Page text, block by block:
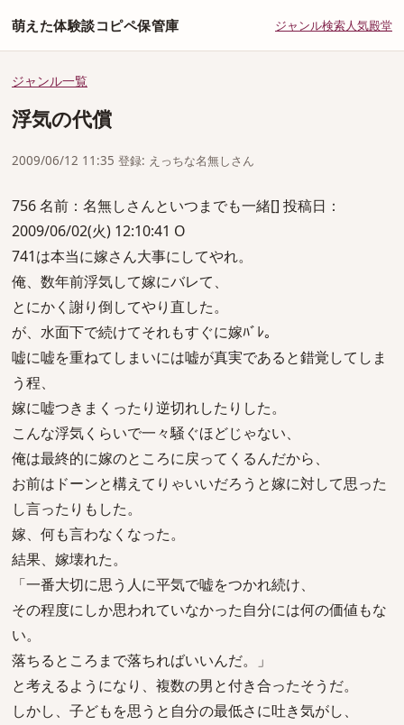
萌えた体験談コピペ保管庫 ジャンル検索人気殿堂
ジャンル一覧
浮気の代償
2009/06/12 11:35 登録: えっちな名無しさん
756 名前：名無しさんといつまでも一緒[] 投稿日：
2009/06/02(火) 12:10:41 O
741は本当に嫁さん大事にしてやれ。
俺、数年前浮気して嫁にバレて、
とにかく謝り倒してやり直した。
が、水面下で続けてそれもすぐに嫁ﾊﾞﾚ。
嘘に嘘を重ねてしまいには嘘が真実であると錯覚してしま
う程、
嫁に嘘つきまくったり逆切れしたりした。
こんな浮気くらいで一々騒ぐほどじゃない、
俺は最終的に嫁のところに戻ってくるんだから、
お前はドーンと構えてりゃいいだろうと嫁に対して思った
し言ったりもした。
嫁、何も言わなくなった。
結果、嫁壊れた。
「一番大切に思う人に平気で嘘をつかれ続け、
その程度にしか思われていなかった自分には何の価値もな
い。
落ちるところまで落ちればいいんだ。」
と考えるようになり、複数の男と付き合ったそうだ。
しかし、子どもを思うと自分の最低さに吐き気がし、